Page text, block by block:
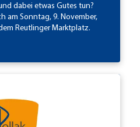
dabei etwas Gutes tun?
am Sonntag, 9. November,
Reutlinger Marktplatz.